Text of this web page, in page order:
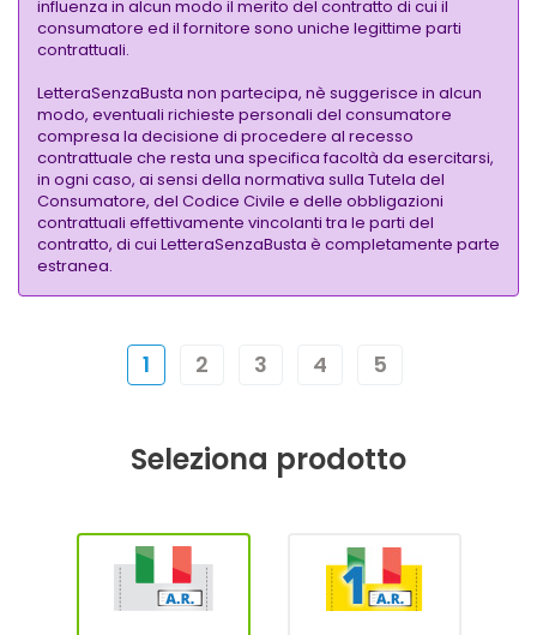
influenza in alcun modo il merito del contratto di cui il
consumatore ed il fornitore sono uniche legittime parti
contrattuali.
LetteraSenzaBusta non partecipa, nè suggerisce in alcun
modo, eventuali richieste personali del consumatore
compresa la decisione di procedere al recesso
contrattuale che resta una specifica facoltà da esercitarsi,
in ogni caso, ai sensi della normativa sulla Tutela del
Consumatore, del Codice Civile e delle obbligazioni
contrattuali effettivamente vincolanti tra le parti del
contratto, di cui LetteraSenzaBusta è completamente parte
estranea.
1 2 3 4 5
Seleziona prodotto